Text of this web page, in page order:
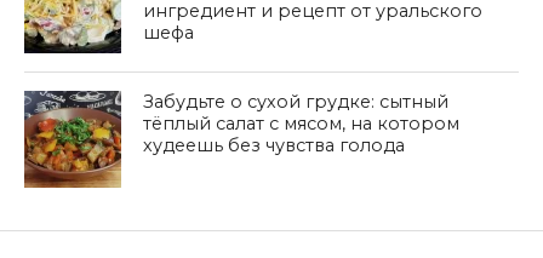
ингредиент и рецепт от уральского
шефа
Забудьте о сухой грудке: сытный
тёплый салат с мясом, на котором
худеешь без чувства голода